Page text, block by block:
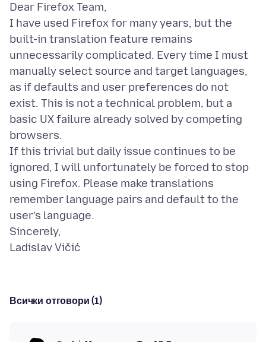
Dear Firefox Team,
I have used Firefox for many years, but the
built-in translation feature remains
unnecessarily complicated. Every time I must
manually select source and target languages,
as if defaults and user preferences do not
exist. This is not a technical problem, but a
basic UX failure already solved by competing
browsers.
If this trivial but daily issue continues to be
ignored, I will unfortunately be forced to stop
using Firefox. Please make translations
remember language pairs and default to the
user’s language.
Sincerely,
Всички отговори (1)